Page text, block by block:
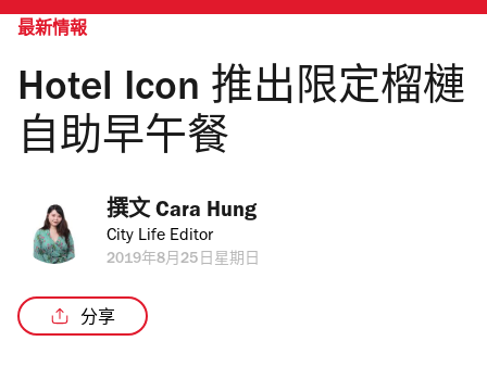
最新情報
Hotel Icon 推出限定榴槤
自助早午餐
撰文 Cara Hung
City Life Editor
2019年8月25日星期日
分享